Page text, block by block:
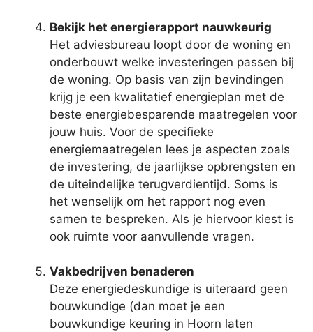
Bekijk het energierapport nauwkeurig
Het adviesbureau loopt door de woning en
onderbouwt welke investeringen passen bij
de woning. Op basis van zijn bevindingen
krijg je een kwalitatief energieplan met de
beste energiebesparende maatregelen voor
jouw huis. Voor de specifieke
energiemaatregelen lees je aspecten zoals
de investering, de jaarlijkse opbrengsten en
de uiteindelijke terugverdientijd. Soms is
het wenselijk om het rapport nog even
samen te bespreken. Als je hiervoor kiest is
ook ruimte voor aanvullende vragen.
Vakbedrijven benaderen
Deze energiedeskundige is uiteraard geen
bouwkundige (dan moet je een
bouwkundige keuring in Hoorn laten